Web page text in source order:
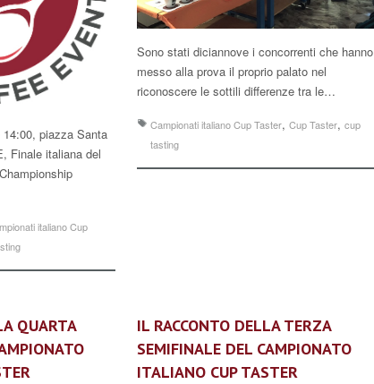
piazza Santa
Finale italiana del
italiano Cup
Sono stati diciannove i concorrenti che hanno
messo alla prova il proprio palato nel
riconoscere le sottili differenze tra le…
Campionati italiano Cup Taster, Cup Taster, cup
tasting
QUARTA
IL RACCONTO DELLA TERZA
SEMIFINALE DEL CAMPIONATO
ITALIANO CUP TASTER